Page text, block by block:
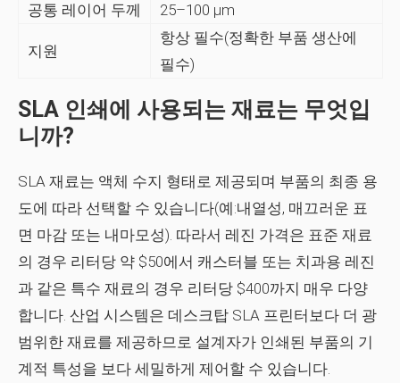
공통 레이어 두께
25–100 µm
지원
항상 필수(정확한 부품 생산에
필수)
SLA 인쇄에 사용되는 재료는 무엇입
니까?
SLA 재료는 액체 수지 형태로 제공되며 부품의 최종 용
도에 따라 선택할 수 있습니다(예:내열성, 매끄러운 표
면 마감 또는 내마모성). 따라서 레진 가격은 표준 재료
의 경우 리터당 약 $50에서 캐스터블 또는 치과용 레진
과 같은 특수 재료의 경우 리터당 $400까지 매우 다양
합니다. 산업 시스템은 데스크탑 SLA 프린터보다 더 광
범위한 재료를 제공하므로 설계자가 인쇄된 부품의 기
계적 특성을 보다 세밀하게 제어할 수 있습니다.